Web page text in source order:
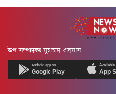
উপ-সম্পাদকঃ মুহাম্মদ ওসমান
Android app on
Google Play
Available
App